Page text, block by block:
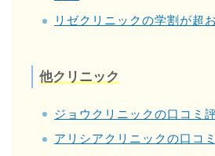
リゼクリニックの学割が超
他クリニック
ジョウクリニックの口コミ
アリシアクリニックの口コ